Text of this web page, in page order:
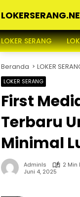
Lowongan
Kerja
dan
Sekitarnya
LOKER SERANG
Beranda LOKER
LOKER SERANG
First
Terbaru
Minimal
Adminls
2 Min
Juni 4, 2025